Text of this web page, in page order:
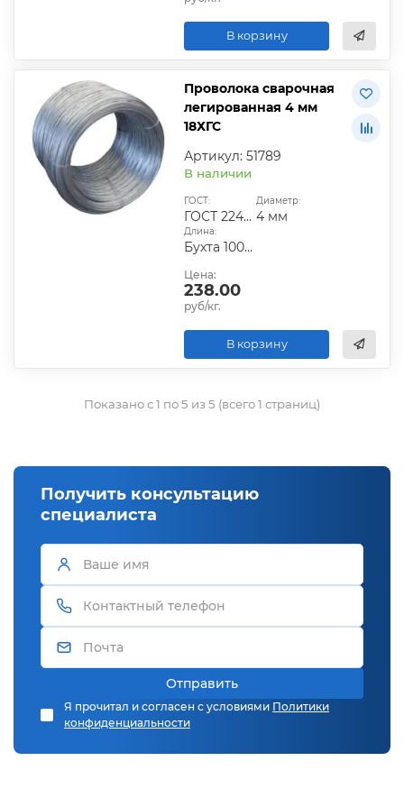
В корзину
Проволока сварочная
легированная 4 мм
18ХГС
Артикул: 51789
В наличии
ГОСТ:
ГОСТ 2246-70
Диаметр:
4 мм
Длина:
Бухта 100-200 кг
Цена:
238.00
руб/кг.
В корзину
Показано с 1 по 5 из 5 (всего 1 страниц)
Получить консультацию
специалиста
Отправить
Я прочитал и согласен с условиями Политики
конфиденциальности